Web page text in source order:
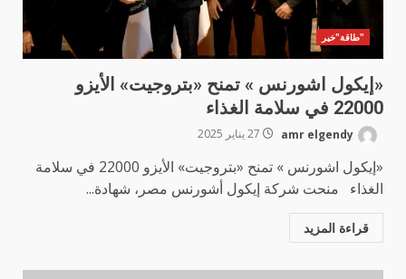
"طاقة"خير
«إيكول اشورنس » تمنح «بتروجيت» الأيزو
22000 في سلامة الغذاء
«إيكول اشورنس » تمنح «بتروجيت» الأيزو 22000 في سلامة
الغذاء منحت شركة إيكول أشورنس مصر، شهادة...
قراءة المزيد